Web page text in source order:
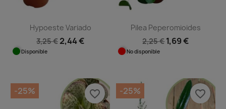
Hypoeste Variado
3,25 € 2,44 €
Disponible
Pilea Peperomioides
2,25 €1,69 €
No disponible
-25% favorite_border -25% favorite_border